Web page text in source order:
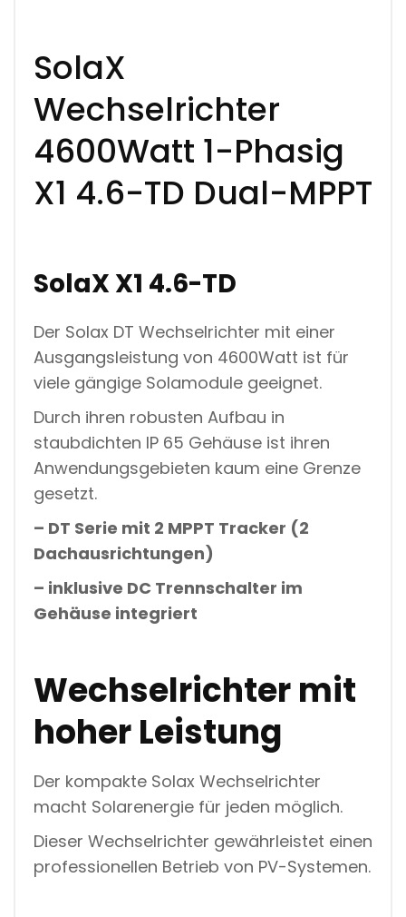
SolaX
Wechselrichter
4600Watt 1-Phasig
X1 4.6-TD Dual-MPPT
SolaX X1 4.6-TD
Der Solax DT Wechselrichter mit einer
Ausgangsleistung von 4600Watt ist für
viele gängige Solamodule geeignet.
Durch ihren robusten Aufbau in
staubdichten IP 65 Gehäuse ist ihren
Anwendungsgebieten kaum eine Grenze
gesetzt.
– DT Serie mit 2 MPPT Tracker (2
Dachausrichtungen)
– inklusive DC Trennschalter im
Gehäuse integriert
Wechselrichter mit
hoher Leistung
Der kompakte Solax Wechselrichter
macht Solarenergie für jeden möglich.
Dieser Wechselrichter gewährleistet einen
professionellen Betrieb von PV-Systemen.